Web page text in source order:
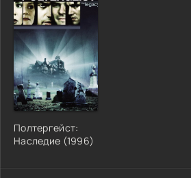
Полтергейст:
Наследие (1996)